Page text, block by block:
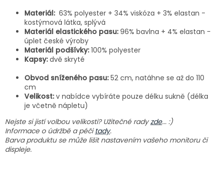
Materiál:63% polyester + 34% viskóza + 3% elastan -
kostýmová látka, splývá
Materiál elastického pasu: 96% bavlna + 4% elastan -
úplet české výroby
Materiál podšívky: 100% polyester
Kapsy:dvě skryté
Obvod sníženého pasu:52 cm, natáhne se až do 110
cm
Velikost: v nabídce vybíráte pouze délku sukně (délka
je včetně nápletu)
Nejste si jistí volbou velikosti? Užitečné radyzde... :)
Informace o údržbě a péčitady.
Barva produktu se může lišit nastavením vašeho monitoru či
displeje.